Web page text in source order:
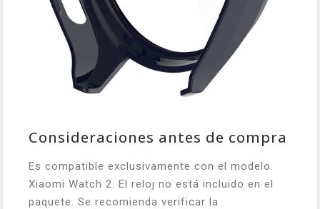
Consideraciones antes de compra
Es compatible exclusivamente con el modelo
Xiaomi Watch 2. El reloj no está incluido en el
paquete. Se recomienda verificar la